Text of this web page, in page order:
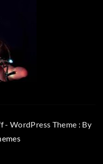
WordPress Theme : By